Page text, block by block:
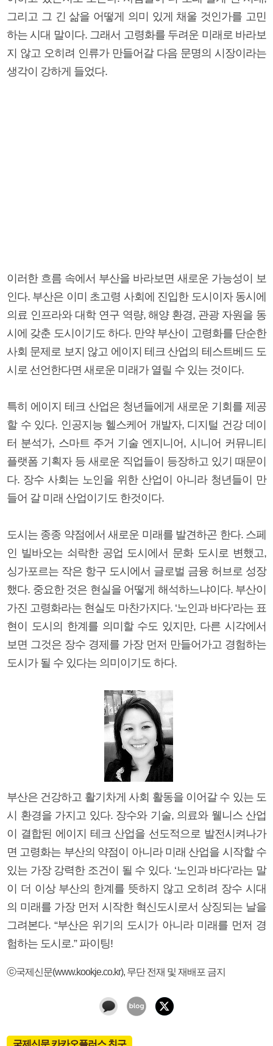
그리고 그 긴 삶을 어떻게 의미 있게 채울 것인가를 고민
하는 시대 말이다. 그래서 고령화를 두려운 미래로 바라보
지 않고 오히려 인류가 만들어갈 다음 문명의 시장이라는
생각이 강하게 들었다.
이러한 흐름 속에서 부산을 바라보면 새로운 가능성이 보
인다. 부산은 이미 초고령 사회에 진입한 도시이자 동시에
의료 인프라와 대학 연구 역량, 해양 환경, 관광 자원을 동
시에 갖춘 도시이기도 하다. 만약 부산이 고령화를 단순한
사회 문제로 보지 않고 에이지 테크 산업의 테스트베드 도
시로 선언한다면 새로운 미래가 열릴 수 있는 것이다.
특히 에이지 테크 산업은 청년들에게 새로운 기회를 제공
할 수 있다. 인공지능 헬스케어 개발자, 디지털 건강 데이
터 분석가, 스마트 주거 기술 엔지니어, 시니어 커뮤니티
플랫폼 기획자 등 새로운 직업들이 등장하고 있기 때문이
다. 장수 사회는 노인을 위한 산업이 아니라 청년들이 만
들어 갈 미래 산업이기도 한것이다.
도시는 종종 약점에서 새로운 미래를 발견하곤 한다. 스페
인 빌바오는 쇠락한 공업 도시에서 문화 도시로 변했고,
싱가포르는 작은 항구 도시에서 글로벌 금융 허브로 성장
했다. 중요한 것은 현실을 어떻게 해석하느냐이다. 부산이
가진 고령화라는 현실도 마찬가지다. ‘노인과 바다’라는 표
현이 도시의 한계를 의미할 수도 있지만, 다른 시각에서
보면 그것은 장수 경제를 가장 먼저 만들어가고 경험하는
도시가 될 수 있다는 의미이기도 하다.
부산은 건강하고 활기차게 사회 활동을 이어갈 수 있는 도
시 환경을 가지고 있다. 장수와 기술, 의료와 웰니스 산업
이 결합된 에이지 테크 산업을 선도적으로 발전시켜나가
면 고령화는 부산의 약점이 아니라 미래 산업을 시작할 수
있는 가장 강력한 조건이 될 수 있다. ‘노인과 바다’라는 말
이 더 이상 부산의 한계를 뜻하지 않고 오히려 장수 시대
의 미래를 가장 먼저 시작한 혁신도시로서 상징되는 날을
그려본다. “부산은 위기의 도시가 아니라 미래를 먼저 경
험하는 도시로.” 파이팅!
ⓒ국제신문(www.kookje.co.kr), 무단 전재 및 재배포 금지
국제신문 카카오플러스 친구